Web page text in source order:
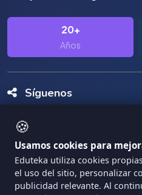
🍪
Usamos cookies para
Eduteka utiliza cookies
el uso del sitio, personalizar
publicidad relevante. Al
20+
Años
Síguenos
Copyright Eduteka 2001-2026